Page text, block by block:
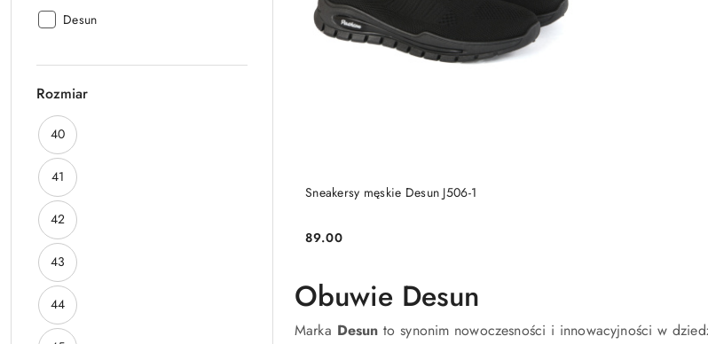
Producent:
Desun
Rozmiar
Rozmiar:
40
Rozmiar:
41
Rozmiar:
42
Rozmiar:
43
Rozmiar:
44
Sneakersy męskie Desun J506-1
Cena:
89.00
DO KOSZYKA
Obuwie Desun
Marka Desun to synonim nowoczesności i innowacyjności w